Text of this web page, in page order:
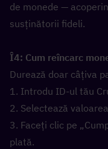
de monede —
susținătorii fideli.
Î4: Cum reîncarc
Durează doar câțiva
1. Introdu ID-ul tău
2. Selectează
3. Faceți clic pe
plată.